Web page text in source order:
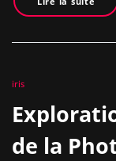
iris
de la